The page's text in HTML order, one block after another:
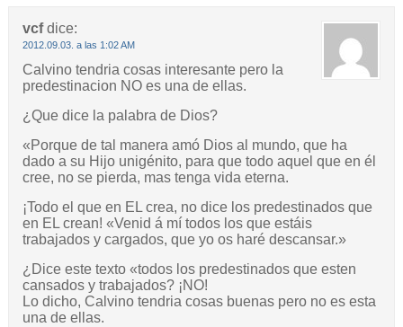
vcf dice:
2012.09.03. a las 1:02 AM
Calvino tendria cosas interesante pero la
predestinacion NO es una de ellas.
¿Que dice la palabra de Dios?
«Porque de tal manera amó Dios al mundo, que ha
dado a su Hijo unigénito, para que todo aquel que en él
cree, no se pierda, mas tenga vida eterna.
¡Todo el que en EL crea, no dice los predestinados que
en EL crean! «Venid á mí todos los que estáis
trabajados y cargados, que yo os haré descansar.»
¿Dice este texto «todos los predestinados que esten
cansados y trabajados? ¡NO!
Lo dicho, Calvino tendria cosas buenas pero no es esta
una de ellas.